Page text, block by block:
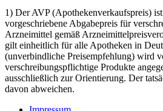
1) Der AVP (Apothekenverkaufspreis)
vorgeschriebene Abgabepreis für
Arzneimittel gemäß
gilt einheitlich für alle Apotheken in
(unverbindliche Preisempfehlung) wird
verschreibungspflichtige Produkte
ausschließlich zur Orientierung. Der
davon abweichen.